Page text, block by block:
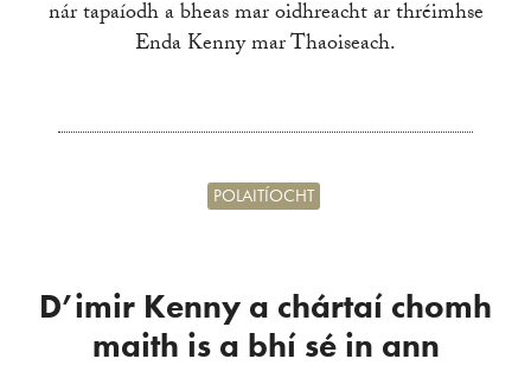
nár tapaíodh a bheas mar oidhreacht ar thréimhse
Enda Kenny mar Thaoiseach.
D’imir Kenny a chártaí chomh
maith is a bhí sé in ann
POLAITÍOCHT